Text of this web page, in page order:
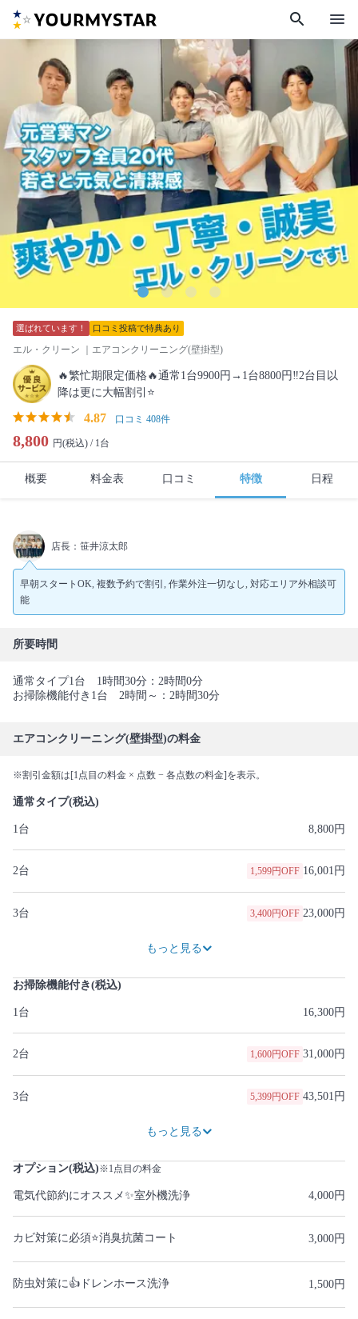
search menu
選ばれています！ 口コミ投稿で特典あり
エル・クリーン ｜エアコンクリーニング(壁掛型)
🔥繁忙期限定価格🔥通常1台9900円→1台8800円‼️2台目以
降は更に大幅割引⭐️
4.87 口コミ 408件
8,800 円(税込) / 1台
概要 料金表 口コミ 特徴 日程
店長：笹井涼太郎
早朝スタートOK, 複数予約で割引, 作業外注一切なし, 対応エリア外相談可
能
所要時間
通常タイプ1台 1時間30分：2時間0分
お掃除機能付き1台 2時間～：2時間30分
エアコンクリーニング(壁掛型)の料金
※割引金額は[1点目の料金 × 点数 − 各点数の料金]を表示。
通常タイプ(税込)
1台 8,800円
2台 1,599円OFF 16,001円
3台 3,400円OFF 23,000円
もっと見る
お掃除機能付き(税込)
1台 16,300円
2台 1,600円OFF 31,000円
3台 5,399円OFF 43,501円
もっと見る
オプション(税込)※1点目の料金
電気代節約にオススメ✨室外機洗浄 4,000円
カビ対策に必須⭐️消臭抗菌コート 3,000円
防虫対策に👍ドレンホース洗浄 1,500円